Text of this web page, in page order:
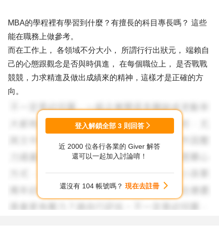
MBA的學程裡有學習到什麼？有擅長的科目專長嗎？ 這些
能在職務上做參考。
而在工作上， 各領域不分大小， 所謂行行出狀元， 端賴自
己的心態跟觀念是否與時俱進， 在每個職位上， 是否戰戰
競競，力求精進及做出成績來的精神，這樣才是正確的方
向。
登入解鎖全部 3 則回答
近 2000 位各行各業的 Giver 解答
還可以一起加入討論唷！
還沒有 104 帳號嗎？ 現在去註冊